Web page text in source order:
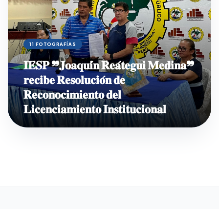
11 FOTOGRAFÍAS
𝐈𝐄𝐒𝐏 ❞𝐉𝐨𝐚𝐪𝐮𝐢́𝐧 𝐑𝐞𝐚́𝐭𝐞𝐠𝐮𝐢 𝐌𝐞𝐝𝐢𝐧𝐚❞
𝐫𝐞𝐜𝐢𝐛𝐞 𝐑𝐞𝐬𝐨𝐥𝐮𝐜𝐢𝐨́𝐧 𝐝𝐞
𝐑𝐞𝐜𝐨𝐧𝐨𝐜𝐢𝐦𝐢𝐞𝐧𝐭𝐨 𝐝𝐞𝐥
𝐋𝐢𝐜𝐞𝐧𝐜𝐢𝐚𝐦𝐢𝐞𝐧𝐭𝐨 𝐈𝐧𝐬𝐭𝐢𝐭𝐮𝐜𝐢𝐨𝐧𝐚𝐥